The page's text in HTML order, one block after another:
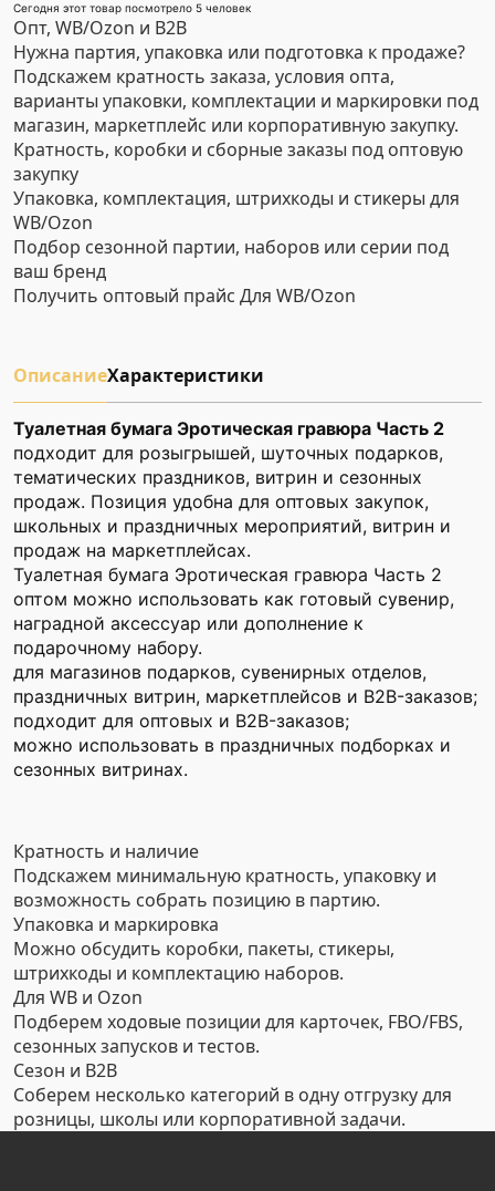
Сегодня этот товар посмотрело 5 человек
Опт, WB/Ozon и B2B
Нужна партия, упаковка или подготовка к продаже?
Подскажем кратность заказа, условия опта,
варианты упаковки, комплектации и маркировки под
магазин, маркетплейс или корпоративную закупку.
Кратность, коробки и сборные заказы под оптовую
закупку
Упаковка, комплектация, штрихкоды и стикеры для
WB/Ozon
Подбор сезонной партии, наборов или серии под
ваш бренд
Получить оптовый прайс Для WB/Ozon
ОписаниеХарактеристики
Туалетная бумага Эротическая гравюра Часть 2
подходит для розыгрышей, шуточных подарков,
тематических праздников, витрин и сезонных
продаж. Позиция удобна для оптовых закупок,
школьных и праздничных мероприятий, витрин и
продаж на маркетплейсах.
Туалетная бумага Эротическая гравюра Часть 2
оптом можно использовать как готовый сувенир,
наградной аксессуар или дополнение к
подарочному набору.
для магазинов подарков, сувенирных отделов,
праздничных витрин, маркетплейсов и B2B-заказов;
подходит для оптовых и B2B-заказов;
можно использовать в праздничных подборках и
сезонных витринах.
Кратность и наличие
Подскажем минимальную кратность, упаковку и
возможность собрать позицию в партию.
Упаковка и маркировка
Можно обсудить коробки, пакеты, стикеры,
штрихкоды и комплектацию наборов.
Для WB и Ozon
Подберем ходовые позиции для карточек, FBO/FBS,
сезонных запусков и тестов.
Сезон и B2B
Соберем несколько категорий в одну отгрузку для
розницы, школы или корпоративной задачи.